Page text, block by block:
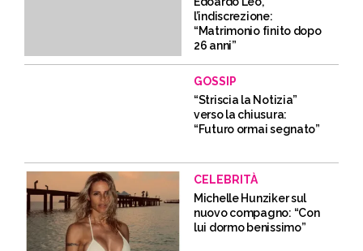
l’indiscrezione:
“Matrimonio finito dopo
26 anni”
GOSSIP
“Striscia la Notizia”
verso la chiusura:
“Futuro ormai segnato”
CELEBRITÀ
Michelle Hunziker sul
nuovo compagno: “Con
lui dormo benissimo”